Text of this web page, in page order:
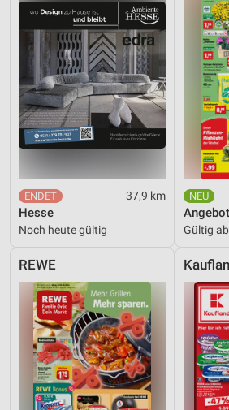
37,9 km
Hesse
Noch heute gültig Gültig
REWE